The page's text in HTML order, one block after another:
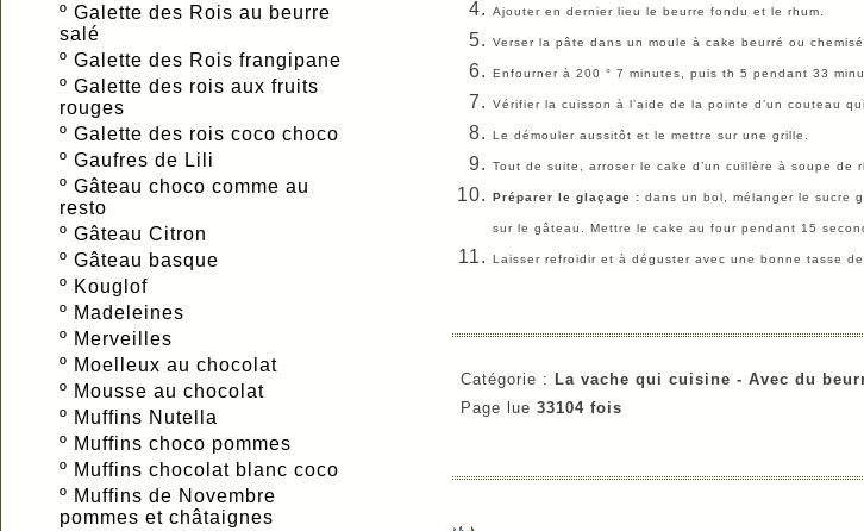
º Galette des Rois au beurre
salé
º Galette des Rois frangipane
º Galette des rois aux fruits
rouges
º Galette des rois coco choco
º Gaufres de Lili
º Gâteau choco comme au
resto
º Gâteau Citron
º Gâteau basque
º Kouglof
º Madeleines
º Merveilles
º Moelleux au chocolat
º Mousse au chocolat
º Muffins Nutella
º Muffins choco pommes
º Muffins chocolat blanc coco
º Muffins de Novembre
pommes et châtaignes
Ajouter en dernier lieu le beurre fondu et le rhum.
Verser la pâte dans un moule à cake beurré ou
Enfourner à 200 ° 7 minutes, puis th 5 pendant 33
Vérifier la cuisson à l’aide de la pointe d’un couteau
Le démouler aussitôt et le mettre sur une grille.
Tout de suite, arroser le cake d’un cuillère à soupe de
Préparer le glaçage : dans un bol, mélanger le sucre
sur le gâteau. Mettre le cake au four pendant 15
Laisser refroidir et à déguster avec une bonne tasse de
Catégorie : La vache qui cuisine - Avec du
Page lue 33104 fois